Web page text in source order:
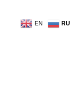
EN RU